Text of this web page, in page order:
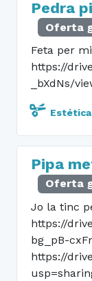
Pedra
Oferta
Feta per
https://
_bXdNs/
Estética
Pipa
Oferta
Jo la tinc
https://
bg_pB-
https://